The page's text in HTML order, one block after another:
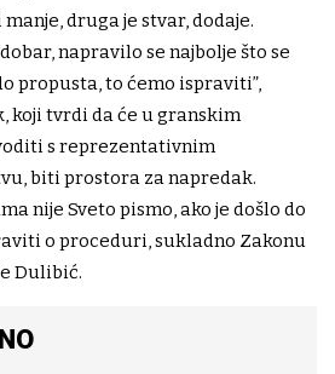
druga je stvar, dodaje.
napravilo se najbolje što se
propusta, to ćemo ispraviti”,
koji tvrdi da će u granskim
s reprezentativnim
biti prostora za napredak.
nije Sveto pismo, ako je došlo do
o proceduri, sukladno Zakonu
Dulibić.